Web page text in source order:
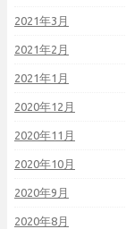
2021年3月
2021年2月
2021年1月
2020年12月
2020年11月
2020年10月
2020年9月
2020年8月